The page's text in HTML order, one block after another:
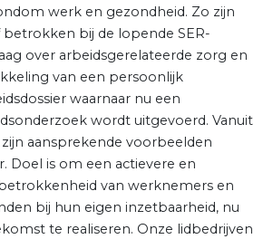
werk en gezondheid. Zo zijn
betrokken bij de lopende SER-
over arbeidsgerelateerde zorg en
van een persoonlijk
waarnaar nu een
wordt uitgevoerd. Vanuit
aansprekende voorbeelden
Doel is om een actievere en
van werknemers en
bij hun eigen inzetbaarheid, nu
te realiseren. Onze lidbedrijven